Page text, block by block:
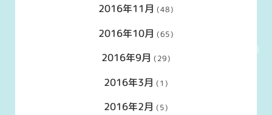
2016年11月 (48)
2016年10月 (65)
2016年9月 (29)
2016年3月 (1)
2016年2月 (5)